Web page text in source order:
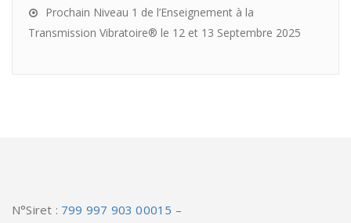
Prochain Niveau 1 de l’Enseignement à la
Transmission Vibratoire® le 12 et 13 Septembre 2025
N°Siret : 799 997 903 00015 –